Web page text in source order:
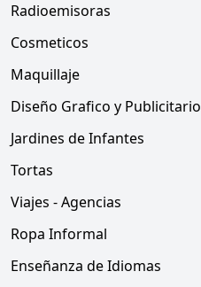
Radioemisoras
Cosmeticos
Maquillaje
Diseño Grafico y Publicitario
Jardines de Infantes
Tortas
Viajes - Agencias
Ropa Informal
Enseñanza de Idiomas